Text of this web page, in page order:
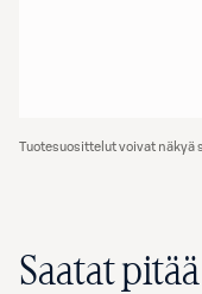
Tuotesuosittelut voivat näkyä
Saatat